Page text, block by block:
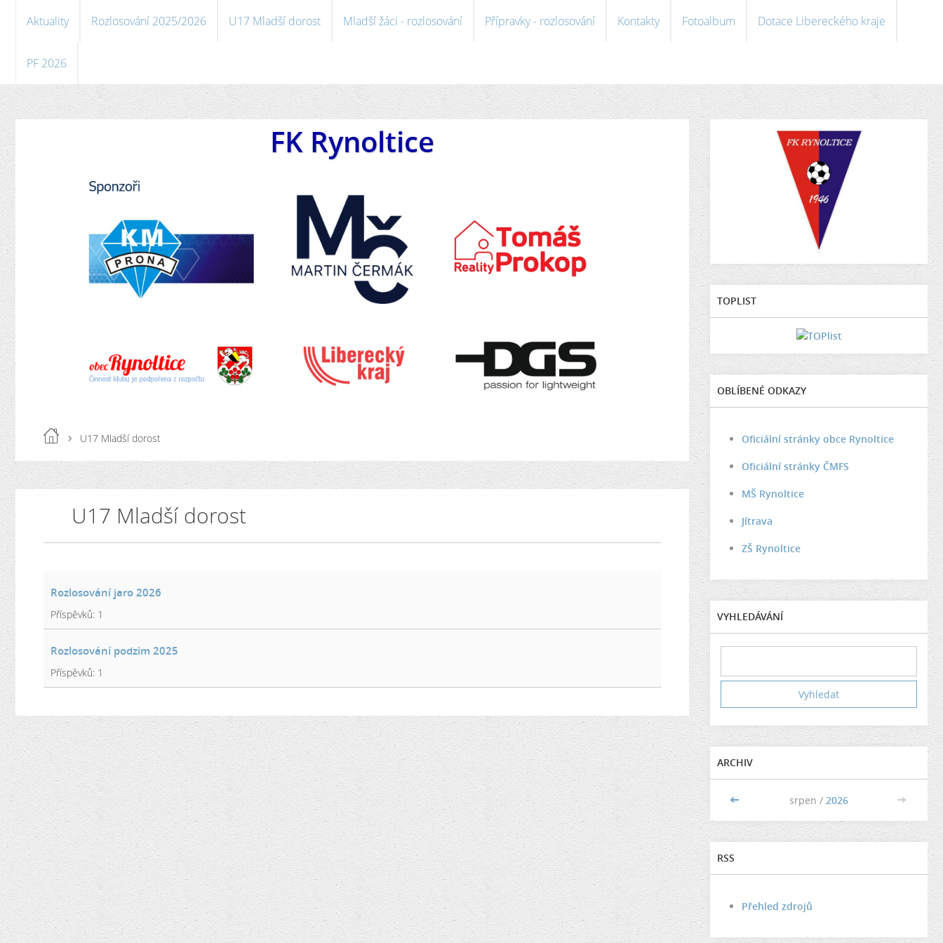
Aktuality Rozlosování 2025/2026 U17 Mladší dorost Mladší žáci - rozlosování Přípravky - rozlosování Kontakty Fotoalbum Dotace Libereckého kraje
PF 2026
FK Rynoltice
U17 Mladší dorost
U17 Mladší dorost
Rozlosování jaro 2026
Příspěvků: 1
Rozlosování podzim 2025
Příspěvků: 1
TOPLIST
OBLÍBENÉ ODKAZY
Oficiální stránky obce Rynoltice
Oficiální stránky ČMFS
MŠ Rynoltice
Jítrava
ZŠ Rynoltice
VYHLEDÁVÁNÍ
ARCHIV
<< srpen / 2026 >>
RSS
Přehled zdrojů